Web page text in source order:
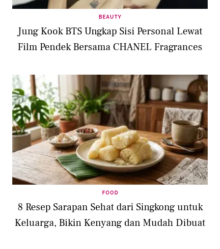
BEAUTY
Jung Kook BTS Ungkap Sisi Personal Lewat
Film Pendek Bersama CHANEL Fragrances
FOOD
8 Resep Sarapan Sehat dari Singkong untuk
Keluarga, Bikin Kenyang dan Mudah Dibuat